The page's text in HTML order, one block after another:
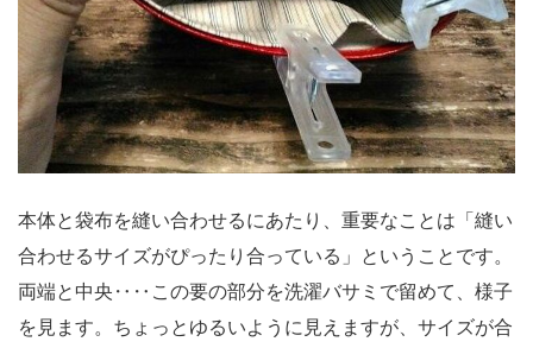
本体と袋布を縫い合わせるにあたり、重要なことは「縫い
合わせるサイズがぴったり合っている」ということです。
両端と中央‥‥この要の部分を洗濯バサミで留めて、様子
を見ます。ちょっとゆるいように見えますが、サイズが合